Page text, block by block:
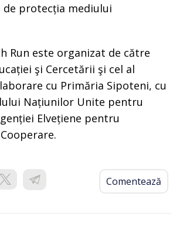
de protecția mediului
Run este organizat de către
şi Cercetării şi cel al
cu Primăria Sipoteni, cu
Națiunilor Unite pentru
Elvețiene pentru
Comentează